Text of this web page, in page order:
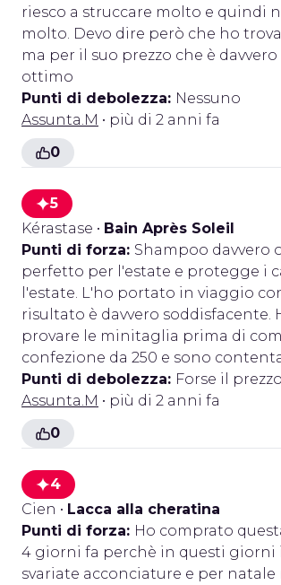
riesco a struccare molto e quindi
molto. Devo dire però che ho
ma per il suo prezzo che è
ottimo
Punti di debolezza: Nessuno
Assunta.M • più di 2 anni fa
0
5
Kérastase • Bain Après Soleil
Punti di forza: Shampoo davvero
perfetto per l'estate e protegge i
l'estate. L'ho portato in viaggio
risultato è davvero soddisfacente.
provare le minitaglia prima di
confezione da 250 e sono
Punti di debolezza: Forse il prezzo
Assunta.M • più di 2 anni fa
0
4
Cien • Lacca alla cheratina
Punti di forza: Ho comprato
4 giorni fa perchè in questi giorni
svariate acconciature e per natale